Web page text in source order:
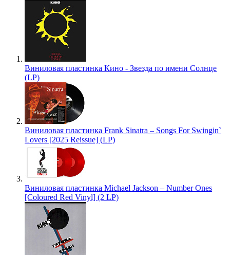
Виниловая пластинка Кино - Звезда по имени Солнце
(LP)
Виниловая пластинка Frank Sinatra – Songs For Swingin`
Lovers [2025 Reissue] (LP)
Виниловая пластинка Michael Jackson – Number Ones
[Coloured Red Vinyl] (2 LP)